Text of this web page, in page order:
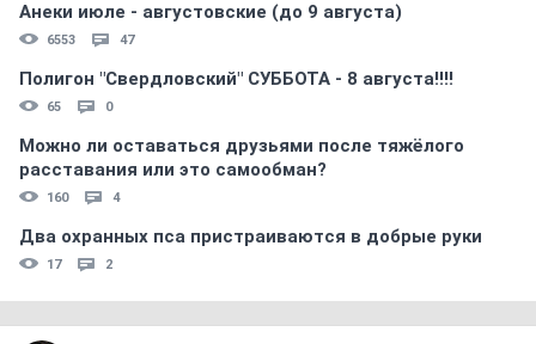
Анеки июле - августовские (до 9 августа)
6553 47
Полигон "Свердловский" СУББОТА - 8 августа!!!!
65 0
Можно ли оставаться друзьями после тяжёлого
расставания или это самообман?
160 4
Два охранных пса пристраиваются в добрые руки
17 2